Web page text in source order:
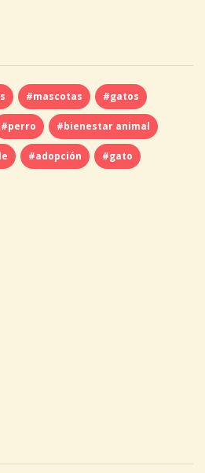
#mascotas #gatos
#perro #bienestar animal
#adopción #gato